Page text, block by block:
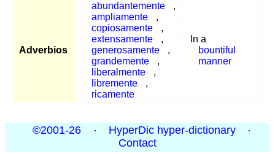
Adverbios
abundantemente
,
ampliamente
,
copiosamente
,
extensamente
,
generosamente
,
grandemente
,
liberalmente
,
libremente
,
ricamente
In a
bountiful
manner
©2001-26 · HyperDic hyper-dictionary
·
Contact